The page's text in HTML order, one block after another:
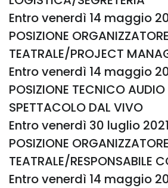
Entro venerdì 14 maggio
POSIZIONE ORGANIZZATORE
TEATRALE/PROJECT
Entro venerdì 14 maggio
POSIZIONE TECNICO AUDIO
SPETTACOLO DAL VIVO
Entro venerdì 30 luglio 2021
POSIZIONE ORGANIZZATORE
TEATRALE/RESPONSABILE
Entro venerdì 14 maggio